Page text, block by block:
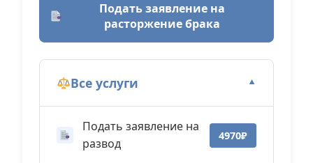
Подать заявление на
расторжение брака
Все услуги ▼
Подать заявление на
развод
4970₽